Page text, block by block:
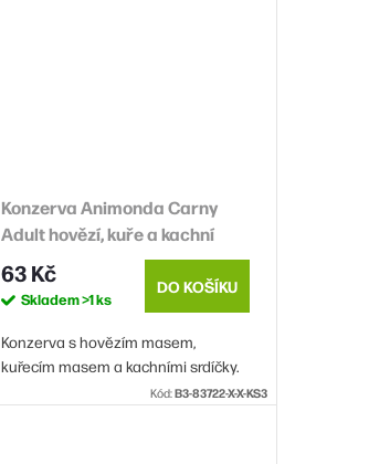
Konzerva Animonda Carny
Adult hovězí, kuře a kachní
srdce 400g
63 Kč
Skladem>1 ks
DO KOŠÍKU
Konzerva s hovězím masem,
kuřecím masem a kachními srdíčky.
Kód:B3-83722-X-X-KS3